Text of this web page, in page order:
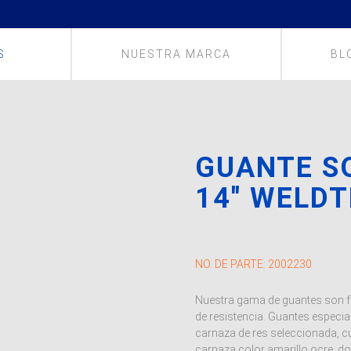
NUESTRA MARCA
GUANTE
14″
NO. DE PARTE: 2002230
Nuestra gama de guantes son
de resistencia. Guantes
carnaza de res seleccionada,